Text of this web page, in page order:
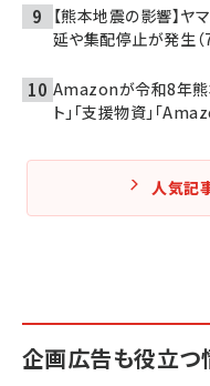
【熊本地震の影響】ヤ
延や集配停止が発生（
Amazonが令和8年熊
ト」「支援物資」「
人気記
企画広告も役立つ